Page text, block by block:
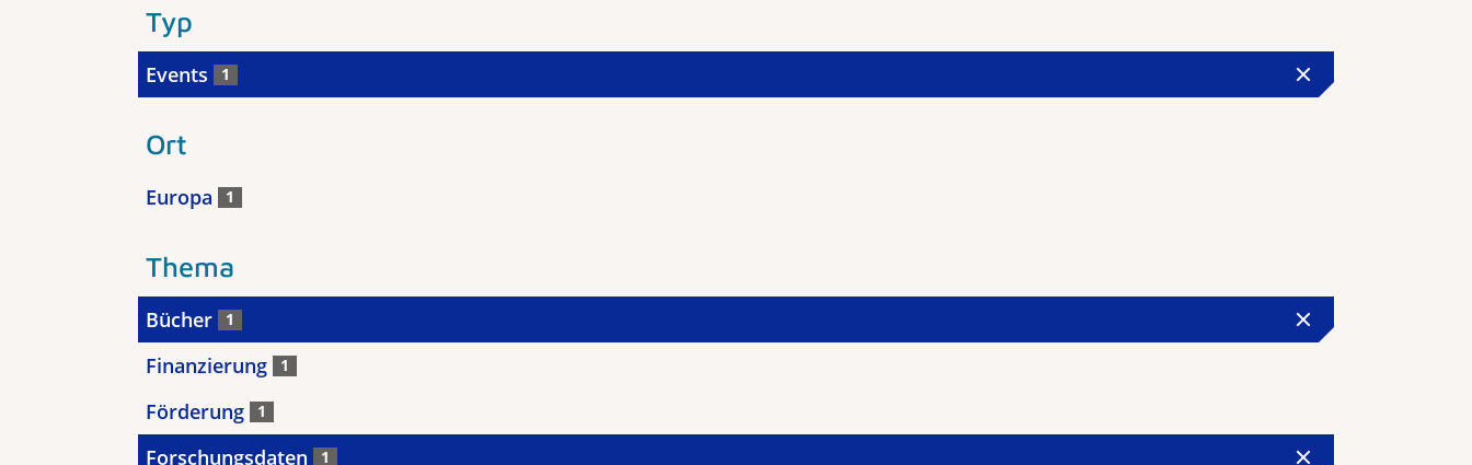
Typ
Events 1
Ort
Europa 1
Thema
Bücher 1
Finanzierung 1
Förderung 1
Forschungsdaten 1